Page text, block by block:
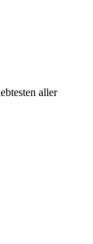
aller